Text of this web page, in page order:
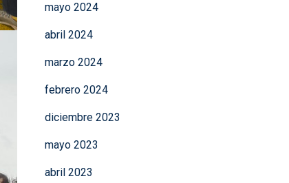
mayo 2024
abril 2024
marzo 2024
febrero 2024
diciembre 2023
mayo 2023
abril 2023